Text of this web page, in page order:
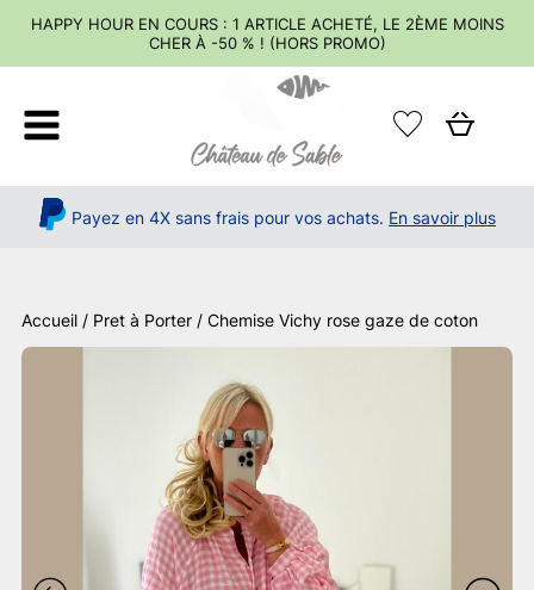
HAPPY HOUR EN COURS : 1 ARTICLE ACHETÉ, LE 2ÈME MOINS
CHER À -50 % ! (HORS PROMO)
Payez en 4X sans frais pour vos achats. En savoir plus
Accueil / Pret à Porter / Chemise Vichy rose gaze de coton